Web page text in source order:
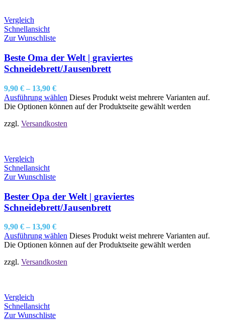
Vergleich
Schnellansicht
Zur Wunschliste
Beste Oma der Welt | graviertes
Schneidebrett/Jausenbrett
9,90 € – 13,90 €
Ausführung wählen Dieses Produkt weist mehrere Varianten auf.
Die Optionen können auf der Produktseite gewählt werden
zzgl. Versandkosten
Vergleich
Schnellansicht
Zur Wunschliste
Bester Opa der Welt | graviertes
Schneidebrett/Jausenbrett
9,90 € – 13,90 €
Ausführung wählen Dieses Produkt weist mehrere Varianten auf.
Die Optionen können auf der Produktseite gewählt werden
zzgl. Versandkosten
Vergleich
Schnellansicht
Zur Wunschliste